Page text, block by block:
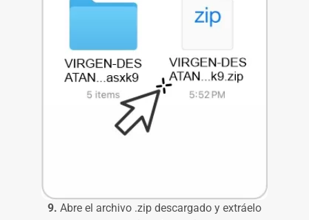
9. Abre el archivo .zip descargado y extráelo